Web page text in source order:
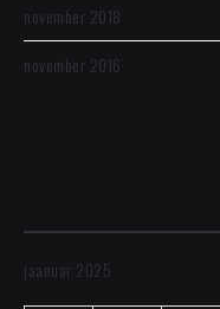
november 2018
november 2016
jaanuar 2025